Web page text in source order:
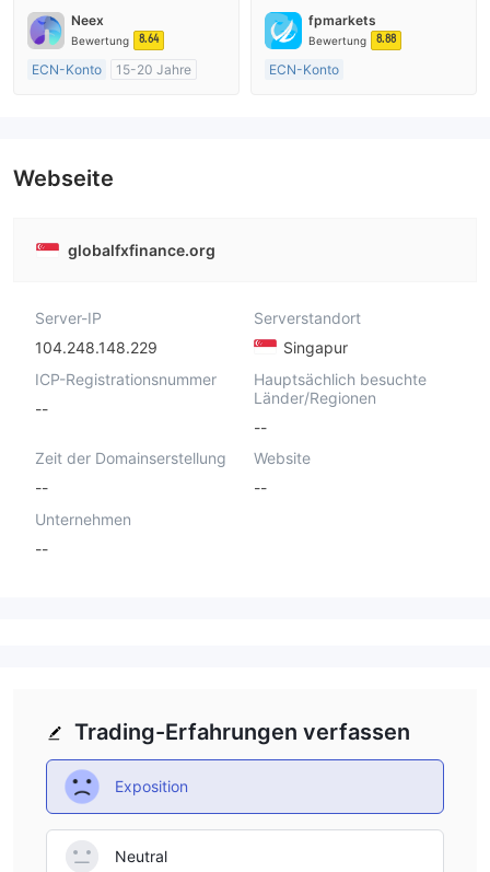
Market Making (MM)
MT4-Volllizenz
Market Making (MM)
cTrader
Neex
Bewertung 8.64
ECN-Konto
15-20 Jahre
fpmarkets
Bewertung 8.88
ECN-Konto
Webseite
globalfxfinance.org
Server-IP
104.248.148.229
Serverstandort
Singapur
ICP-Registrationsnummer
--
Hauptsächlich besuchte
Länder/Regionen
--
Zeit der Domainserstellung
--
Website
--
Unternehmen
--
Trading-Erfahrungen verfassen
Exposition
Neutral